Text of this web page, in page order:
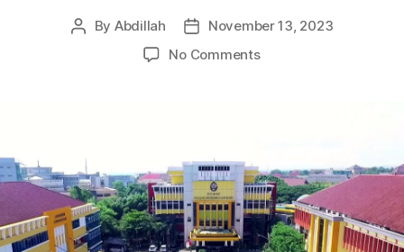
Post
By Abdillah
Post
date
November 13, 2023
No Commentson
dan
Tips
Karir